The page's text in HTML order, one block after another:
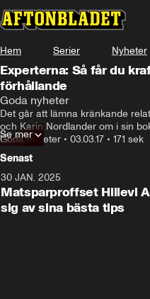
Hem Serier Nyheter
Experterna: Så får du
förhållande
Goda nyheter
Det går att lämna kränkande
och Karin Nordlander om i sin
Goda nyheter • 03.03.17 • 171 sek
Se mer
Senast
30 JAN. 2025
Matsparproffset Hillevi
sig av sina bästa tips